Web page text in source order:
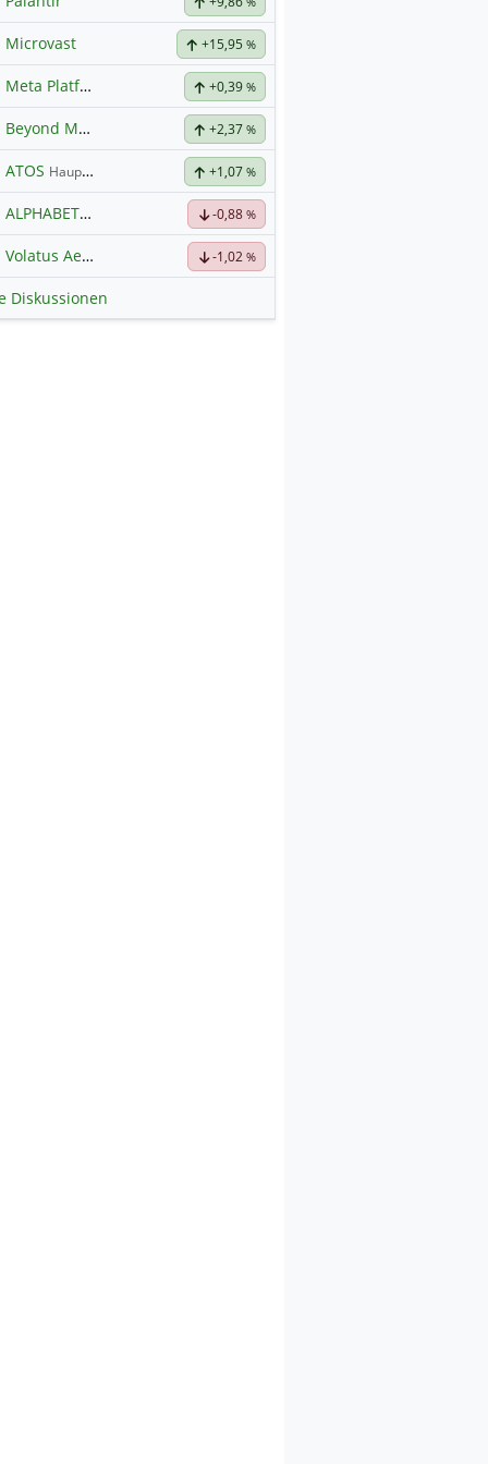
Microvast +15,95 %
Meta Platforms Hauptdiskussion+0,39%
Beyond Meat Hauptdiskussion +2,37%
ATOS Hauptdiskussion +1,07%
ALPHABETHauptdiskussion -0,88%
Volatus Aerospace (Offener Austausch) -1,02%
Diskussionen